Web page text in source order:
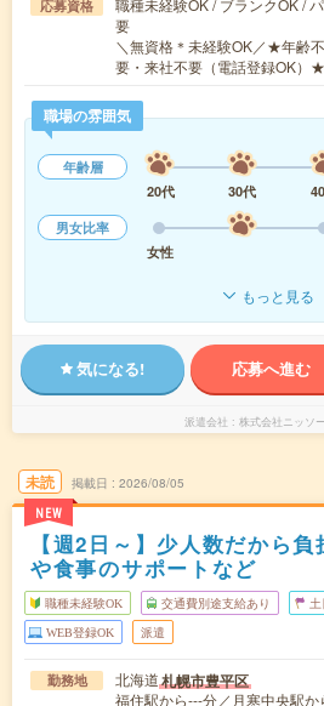
応募資格
要
＼無資格＊未経験OK／★年齢
要・来社不要（電話登録OK
職場の雰囲気
年齢層
20代
30代
男女比率
女性
もっと見る
気になる! 応募へ進む
派遣会社 株式会社ニッソ
未読
NEW
掲載日 2026/08/05
【週2日～】少人数だから
や食事のサポートなど
職種未経験OK 交通費別途支給あり 土
WEB登録OK 派遣
勤務地 北海道札幌市豊平区
福住駅から---分／月寒中央駅